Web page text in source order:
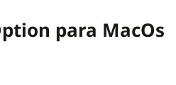
para MacOs